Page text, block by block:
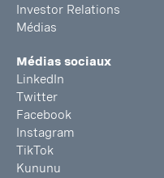
Investor Relations
Médias
Médias sociaux
LinkedIn
Twitter
Facebook
Instagram
TikTok
Kununu